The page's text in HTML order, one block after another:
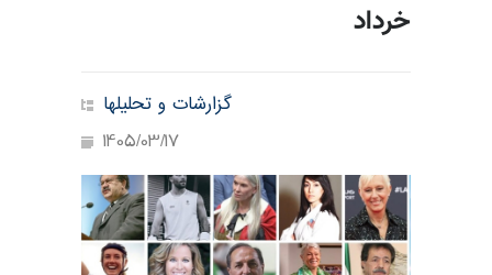
خرداد
گزارشات و تحلیلها
1405/03/17